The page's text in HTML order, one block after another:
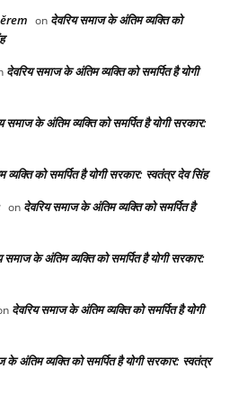
on देवरिय समाज के अंतिम व्यक्ति को
देवरिय समाज के अंतिम व्यक्ति को समर्पित है योगी
समाज के अंतिम व्यक्ति को समर्पित है योगी सरकार:
को समर्पित है योगी सरकार: स्वतंत्र देव सिंह
on देवरिय समाज के अंतिम व्यक्ति को समर्पित है
समाज के अंतिम व्यक्ति को समर्पित है योगी सरकार:
देवरिय समाज के अंतिम व्यक्ति को समर्पित है योगी
के अंतिम व्यक्ति को समर्पित है योगी सरकार: स्वतंत्र